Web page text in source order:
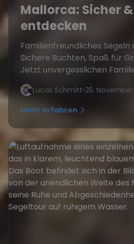
Mallorca: Sicher
entdecken
Familienfreundliches Segeln
Sichere Buchten, Spaß für
Jetzt unvergesslichen
Lucas Schmitt•25.
Mehr erfahren